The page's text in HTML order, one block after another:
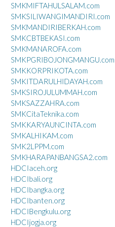
SMKMIFTAHULSALAM.com
SMKSILIWANGIMANDIRI.com
SMKMANDIRIBERKAH.com
SMKCBTBEKASI.com
SMKMANAROFA.com
SMKPGRIBOJONGMANGU.com
SMKKORPRIKOTA.com
SMKITDARULHIDAYAH.com
SMKSIROJULUMMAH.com
SMKSAZZAHRA.com
SMKCitaTeknika.com
SMKKARYAUNCINTA.com
SMKALHIKAM.com
SMK2LPPM.com
SMKHARAPANBANGSA2.com
HDCIaceh.org
HDCIbali.org
HDCIbangka.org
HDCIbanten.org
HDCIBengkulu.org
HDCIjogja.org